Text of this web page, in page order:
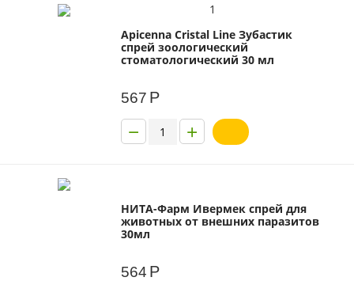
1
Apicenna Cristal Line Зубастик
спрей зоологический
стоматологический 30 мл
567 Р
+
−
НИТА-Фарм Ивермек спрей для
животных от внешних паразитов
30мл
564 Р